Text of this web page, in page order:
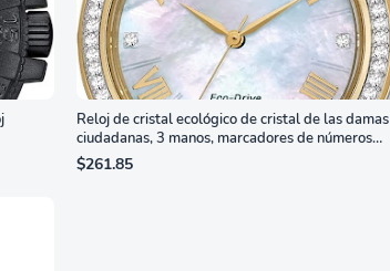
Reloj de cristal ecológico de cristal de las damas
ciudadanas, 3 manos, marcadores de números
romanos, dial de nácar
$261.85